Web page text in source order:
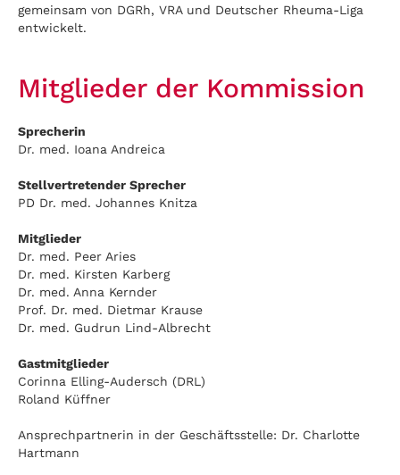
gemeinsam von DGRh, VRA und Deutscher Rheuma-Liga
entwickelt.
Mitglieder der Kommission
Sprecherin
Dr. med. Ioana Andreica
Stellvertretender Sprecher
PD Dr. med. Johannes Knitza
Mitglieder
Dr. med. Peer Aries
Dr. med. Kirsten Karberg
Dr. med. Anna Kernder
Prof. Dr. med. Dietmar Krause
Dr. med. Gudrun Lind-Albrecht
Gastmitglieder
Corinna Elling-Audersch (DRL)
Roland Küffner
Ansprechpartnerin in der Geschäftsstelle: Dr. Charlotte
Hartmann